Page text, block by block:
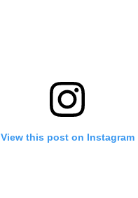
View this post on Instagram